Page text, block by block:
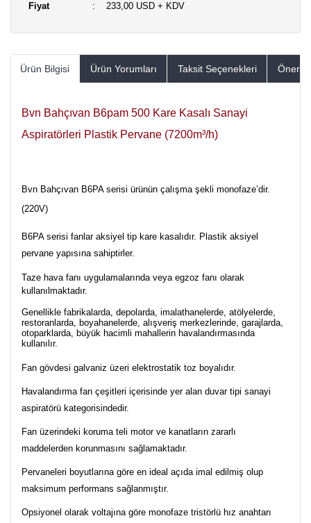
Fiyat
233,00 USD + KDV
Ürün Bilgisi Ürün Yorumları Taksit Seçenekleri
Bvn Bahçıvan B6pam 500 Kare Kasalı Sanayi
Aspiratörleri Plastik Pervane (7200m³/h)
Bvn Bahçıvan B6PA serisi ürünün çalışma şekli monofaze’dir.
(220V)
B6PA serisi fanlar aksiyel tip kare kasalıdır. Plastik aksiyel
pervane yapısına sahiptirler.
Taze hava fanı uygulamalarında veya egzoz fanı olarak
kullanılmaktadır.
Genellikle fabrikalarda, depolarda, imalathanelerde, atölyelerde,
restoranlarda, boyahanelerde, alışveriş merkezlerinde, garajlarda,
otoparklarda, büyük hacimli mahallerin havalandırmasında
kullanılır.
Fan gövdesi galvaniz üzeri elektrostatik toz boyalıdır.
Havalandırma fan çeşitleri içerisinde yer alan duvar tipi sanayi
aspiratörü kategorisindedir.
Fan üzerindeki koruma teli motor ve kanatların zararlı
maddelerden korunmasını sağlamaktadır.
Pervaneleri boyutlarına göre en ideal açıda imal edilmiş olup
maksimum performans sağlanmıştır.
Opsiyonel olarak voltajına göre monofaze tristörlü hız anahtarı